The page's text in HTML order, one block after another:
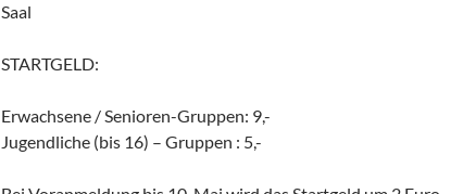
Saal
STARTGELD:
Erwachsene / Senioren-Gruppen: 9,-
Jugendliche (bis 16) – Gruppen : 5,-